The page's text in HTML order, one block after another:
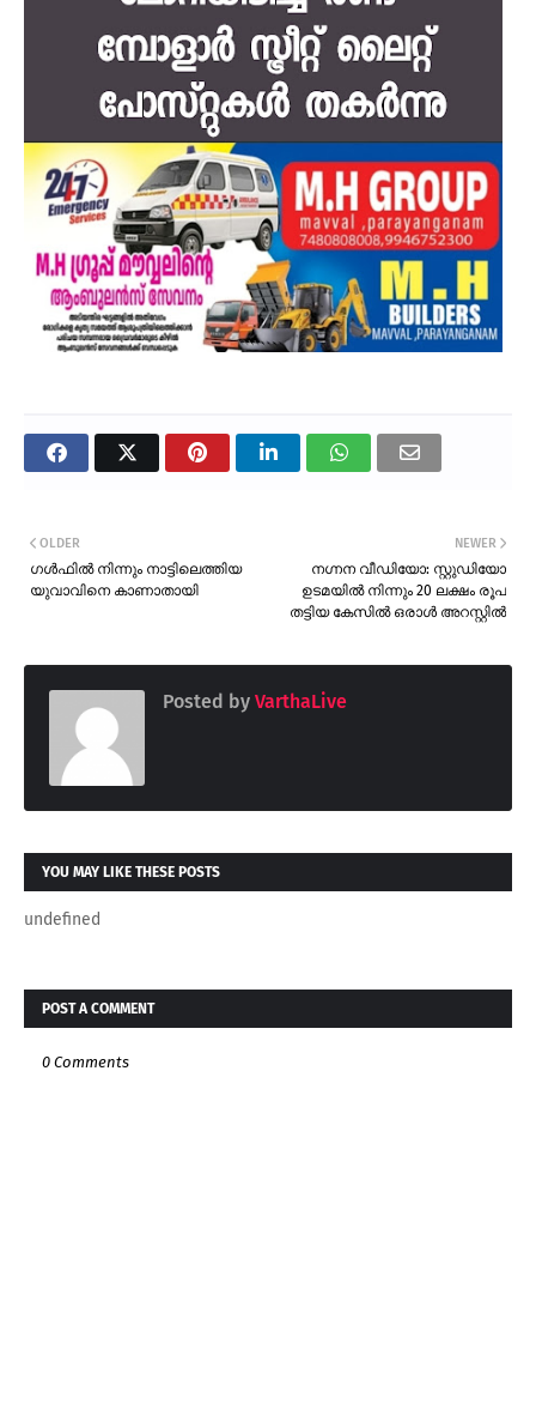
NEWER
നഗ്നന വീഡിയോ: സ്റ്റുഡിയോ
ഉടമയിൽ നിന്നും 20 ലക്ഷം രൂപ
തട്ടിയ കേസിൽ ഒരാൾ അറസ്റ്റിൽ
OLDER
ഗൾഫിൽ നിന്നും നാട്ടിലെത്തിയ
യുവാവിനെ കാണാതായി
Posted by VarthaLive
YOU MAY LIKE THESE POSTS
undefined
POST A COMMENT
0 Comments